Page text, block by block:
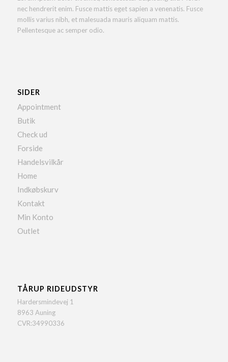
nec hendrerit enim. Fusce mattis eget sapien a venenatis. Fusce
mollis varius nibh, et malesuada mauris aliquam mattis.
Pellentesque ac semper odio.
SIDER
Appointment
Butik
Check ud
Forside
Handelsvilkår
Home
Indkøbskurv
Kontakt
Min Konto
Outlet
TÅRUP RIDEUDSTYR
Hardersmindevej 1
8963 Auning
CVR:34990336